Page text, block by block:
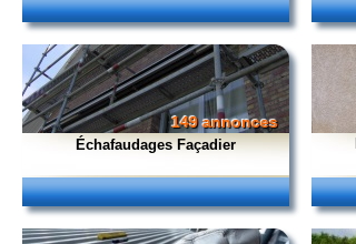
149 annonces
Échafaudages Façadier